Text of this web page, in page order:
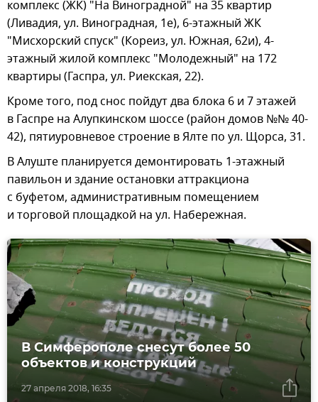
комплекс (ЖК) "На Виноградной" на 35 квартир
(Ливадия, ул. Виноградная, 1е), 6-этажный ЖК
"Мисхорский спуск" (Кореиз, ул. Южная, 62и), 4-
этажный жилой комплекс "Молодежный" на 172
квартиры (Гаспра, ул. Риекская, 22).
Кроме того, под снос пойдут два блока 6 и 7 этажей
в Гаспре на Алупкинском шоссе (район домов №№ 40-
42), пятиуровневое строение в Ялте по ул. Щорса, 31.
В Алуште планируется демонтировать 1-этажный
павильон и здание остановки аттракциона
с буфетом, административным помещением
и торговой площадкой на ул. Набережная.
27 апреля 2018, 16:35
В Симферополе снесут более 50
объектов и конструкций